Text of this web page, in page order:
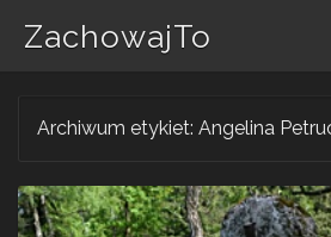
ZachowajTo
Archiwum etykiet: Angelina